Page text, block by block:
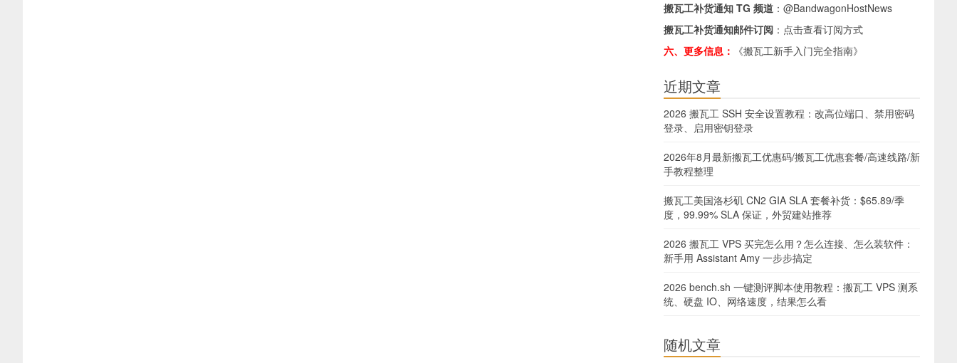
搬瓦工补货通知 TG 频道 ： @BandwagonHostNews
搬瓦工补货通知邮件订阅 ： 点击查看订阅方式
六、更多信息：
《搬瓦工新手入门完全指南》
近期文章
2026 搬瓦工 SSH 安全设置教程：改高位端口、禁用密码
登录、启用密钥登录
2026年8月最新搬瓦工优惠码/搬瓦工优惠套餐/高速线路/新
手教程整理
搬瓦工美国洛杉矶 CN2 GIA SLA 套餐补货：$65.89/季
度，99.99% SLA 保证，外贸建站推荐
2026 搬瓦工 VPS 买完怎么用？怎么连接、怎么装软件：
新手用 Assistant Amy 一步步搞定
2026 bench.sh 一键测评脚本使用教程：搬瓦工 VPS 测系
统、硬盘 IO、网络速度，结果怎么看
随机文章